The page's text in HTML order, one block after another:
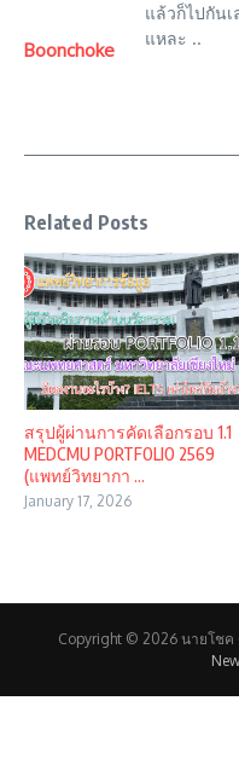
Boonchoke
แล้วก็ไปกัน
แหละ ..
Related Posts
สรุปผู้ผ่านการคัดเลือกรอบ 1.1
MEDCMU PORTFOLIO 2569
(แพทย์วิทยากา ...
January 17, 2026
Copyright © 2026 นายโชค